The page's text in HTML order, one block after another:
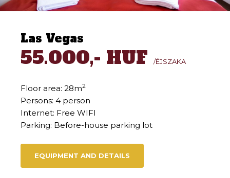
Las Vegas
55.000,- HUF/ÉJSZAKA
Floor area: 28m2
Persons: 4 person
Internet: Free WIFI
Parking: Before-house parking lot
EQUIPMENT AND DETAILS